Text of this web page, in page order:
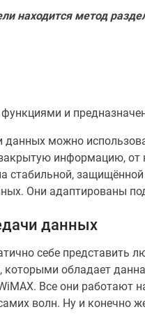
находится метод
и
можно
информацию, от
стабильной,
Они адаптированы
данных
себе представить
обладает
Все они работают
волн. Ну и конечно